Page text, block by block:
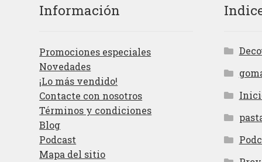
Información
Promociones especiales
Novedades
¡Lo más vendido!
Contacte con nosotros
Términos y condiciones
Blog
Podcast
Mapa del sitio